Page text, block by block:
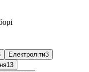
Електроліти3
13